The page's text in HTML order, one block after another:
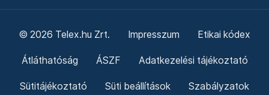
© 2026 Telex.hu Zrt. Impresszum Etikai kódex
Átláthatóság ÁSZF Adatkezelési tájékoztató
Sütitájékoztató Süti beállítások Szabályzatok